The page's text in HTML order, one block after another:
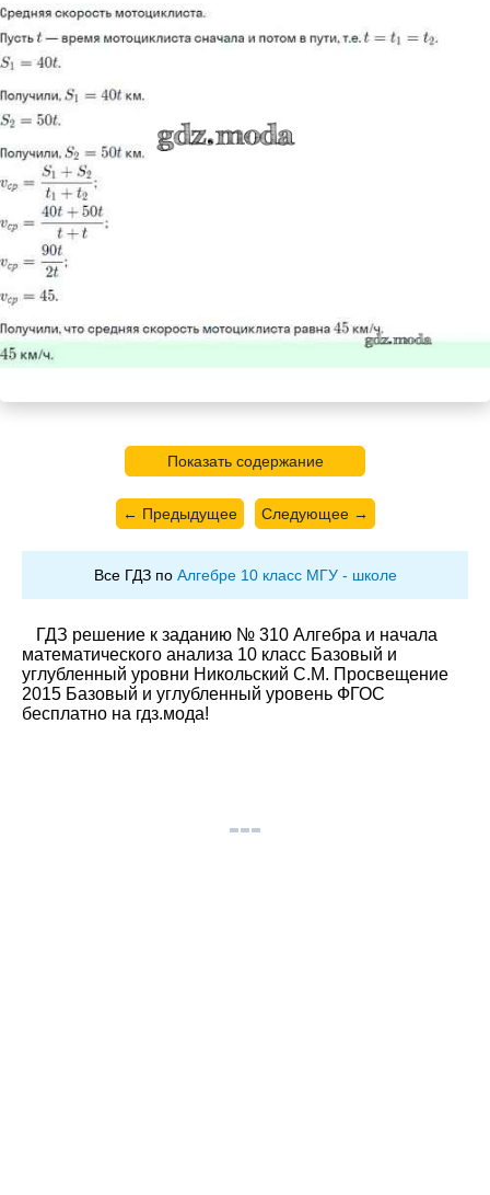
Показать содержание
← Предыдущее Следующее →
Все ГДЗ по Алгебре 10 класс МГУ - школе
ГДЗ решение к заданию № 310 Алгебра и начала
математического анализа 10 класс Базовый и
углубленный уровни Никольский С.М. Просвещение
2015 Базовый и углубленный уровень ФГОС
бесплатно на гдз.мода!